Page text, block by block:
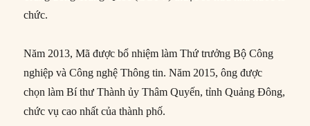
chức.
Năm 2013, Mã được bổ nhiệm làm Thứ trưởng Bộ Công
nghiệp và Công nghệ Thông tin. Năm 2015, ông được
chọn làm Bí thư Thành ủy Thâm Quyến, tỉnh Quảng Đông,
chức vụ cao nhất của thành phố.